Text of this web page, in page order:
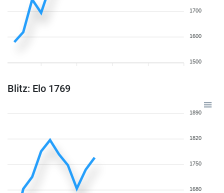
1700
1600
1500
Blitz: Elo 1769
1890
1820
1750
1680